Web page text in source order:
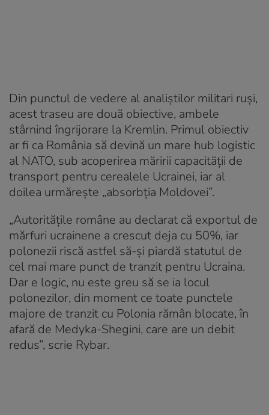
Din punctul de vedere al analiștilor militari ruși,
acest traseu are două obiective, ambele
stârnind îngrijorare la Kremlin. Primul obiectiv
ar fi ca România să devină un mare hub logistic
al NATO, sub acoperirea măririi capacității de
transport pentru cerealele Ucrainei, iar al
doilea urmărește „absorbția Moldovei”.
„Autoritățile române au declarat că exportul de
mărfuri ucrainene a crescut deja cu 50%, iar
polonezii riscă astfel să-și piardă statutul de
cel mai mare punct de tranzit pentru Ucraina.
Dar e logic, nu este greu să se ia locul
polonezilor, din moment ce toate punctele
majore de tranzit cu Polonia rămân blocate, în
afară de Medyka-Shegini, care are un debit
redus”, scrie Rybar.